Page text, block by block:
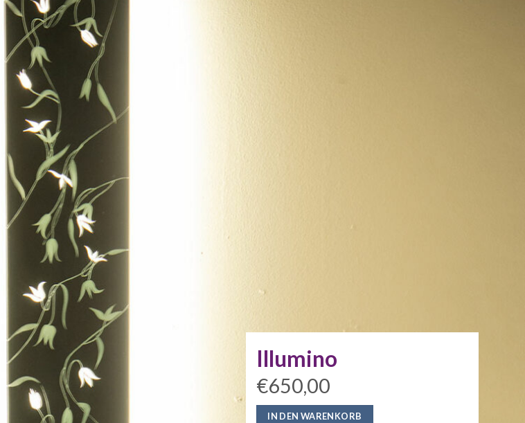
Illumino
€650,00
IN DEN WARENKORB